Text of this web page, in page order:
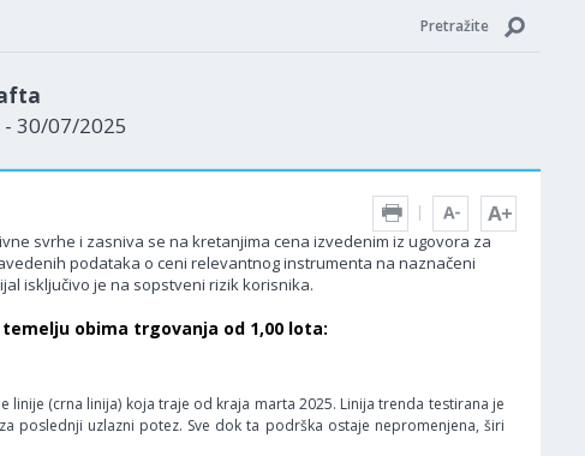
Pretražite
30/07/2025
svrhe i zasniva se na kretanjima cena izvedenim iz ugovora za
podataka o ceni relevantnog instrumenta na naznačeni
isključivo je na sopstveni rizik korisnika.
temelju obima trgovanja od 1,00 lota:
linije (crna linija) koja traje od kraja marta 2025. Linija trenda testirana je
poslednji uzlazni potez. Sve dok ta podrška ostaje nepromenjena, širi